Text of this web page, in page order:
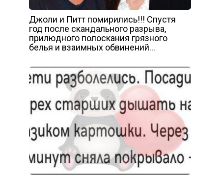
Джоли и Питт помирились!!! Спустя
год после скандального разрыва,
прилюдного полоскания грязного
белья и взаимных обвинений…